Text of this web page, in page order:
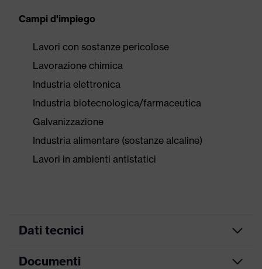
Campi d'impiego
Lavori con sostanze pericolose
Lavorazione chimica
Industria elettronica
Industria biotecnologica/farmaceutica
Galvanizzazione
Industria alimentare (sostanze alcaline)
Lavori in ambienti antistatici
Dati tecnici
ricerca colore
Documenti